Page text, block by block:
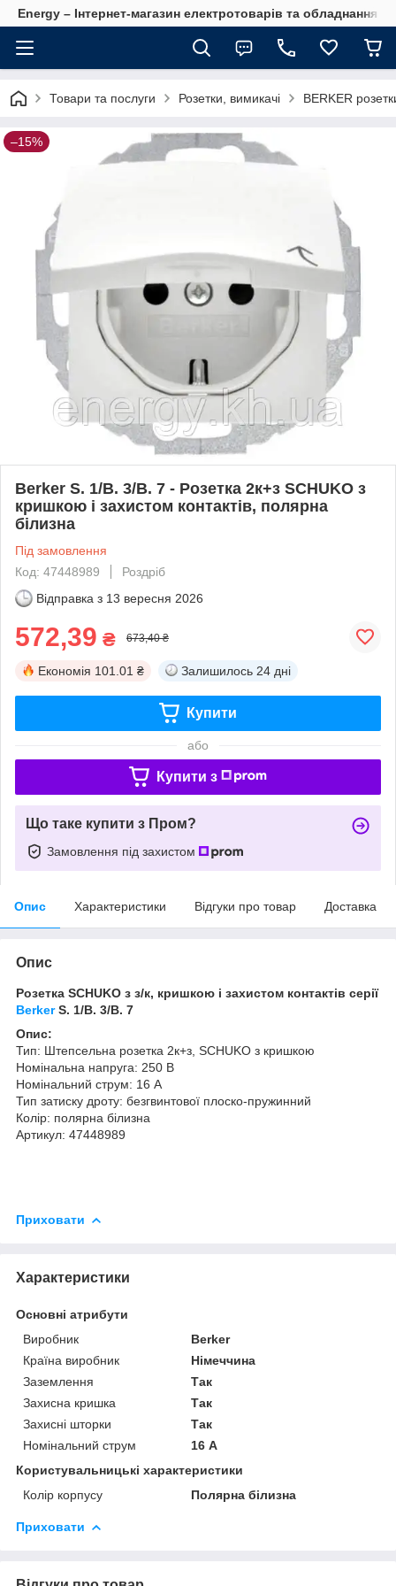
Energy – Інтернет-магазин електротоварів та обладнання
Товари та послуги Розетки, вимикачі BERKER
–15%
Berker S. 1/B. 3/B. 7 - Розетка 2к+з SCHUKO з
кришкою і захистом контактів, полярна
білизна
Під замовлення
Код: 47448989
Роздріб
Відправка з 13 вересня 2026
572,39 ₴ 673,40 ₴
Економія 101.01 ₴ Залишилось 24 дні
Купити
або
Купити з
Що таке купити з Пром?
Замовлення під захистом
Опис Характеристики Відгуки про товар Доставка
Опис
Розетка SCHUKO з з/к, кришкою і захистом контактів серії
BerkerS. 1/B. 3/B. 7
Опис:
Тип: Штепсельна розетка 2к+з, SCHUKO з кришкою
Номінальна напруга: 250 В
Номінальний струм: 16 А
Тип затиску дроту: безгвинтової плоско-пружинний
Колір: полярна білизна
Артикул: 47448989
Приховати
Характеристики
Основні атрибути
Виробник
Berker
Країна виробник
Німеччина
Заземлення
Так
Захисна кришка
Так
Захисні шторки
Так
Номінальний струм
16 А
Користувальницькі характеристики
Колір корпусу
Полярна білизна
Приховати